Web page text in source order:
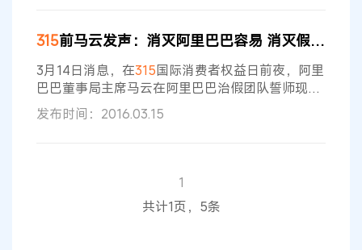
315前马云发声：消灭阿里巴巴容易 消灭假货难
3月14日消息，在315国际消费者权益日前夜，阿里
巴巴董事局主席马云在阿里巴巴治假团队誓师现场
表示：“我们今天不是启动一个打假阿里队，而是启
动一个打假中国队。” 这是马云新年之后第一次现
的横向部门协作治假为从上至下强势治假。 马云给
限。并且承诺所有集团层面的打假会议
发布时间：2016.03.15
1
共计1页，5条